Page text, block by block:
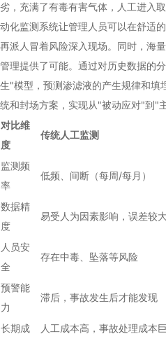
劣，充满了有毒有害气体，人工进入
动化监测系统让管理人员可以在舒适
再派人冒着风险深入现场。同时，海
管理提供了可能。通过对历史数据的
生"模型，预测渗滤液的产生规律和填
统和封场方案，实现从"被动应对"到"
对比维
度
传统人工监测
监测频
率
低频、间断（每周/每月）
数据精
度
易受人为因素影响，误差较大
人员安
全
存在中毒、坠落等风险
预警能
力
滞后，事故发生后才能发现
长期成
人工成本高，事故处理成本巨